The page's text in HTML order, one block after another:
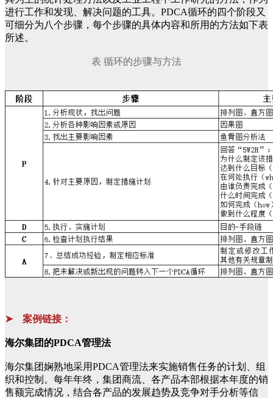
进行工作和发现、解决问题的工具。PDCA循环的四个阶段又
可细分为八个步骤，每个步骤的具体内容和所用的方法如下表
所述。
表 循环的步骤与方法
➤ 案例链接：
海尔集团的PDCA管理法
海尔集团娴熟地采用PDCA管理法来实施销售任务的计划、组
织和控制。每年年终，集团商流、各产品本部根据本年度的销
售额完成情况，结合各产品的发展趋势及竞争对手分析等信